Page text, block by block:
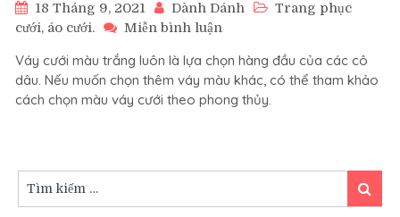
18 Tháng 9, 2021 Dành Dánh
Trang phục
cưới, áo cưới.
Miễn bình luận
chọn
màu
váy
thủy,
Váy cưới màu trắng luôn là lựa chọn hàng đầu của các cô
dâu. Nếu muốn chọn thêm váy màu khác, có thể tham khảo
cách chọn màu váy cưới theo phong thủy.
kiếm:
Tìm
kiếm